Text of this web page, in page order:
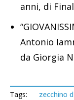
anni, di
Antonio
da Giorgia
Tags: zecchino